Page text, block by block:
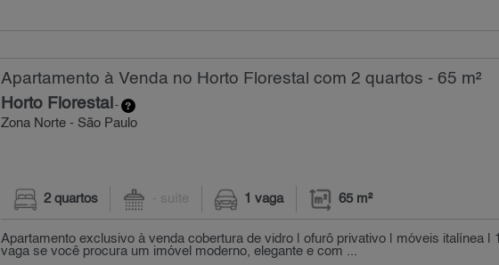
Apartamento à Venda no Horto Florestal com 2 quartos - 65 m²
Horto Florestal -
Zona Norte - São Paulo
2 quartos - suíte 1 vaga 65 m²
Apartamento exclusivo à venda cobertura de vidro | ofurô privativo | móveis italínea | 1
vaga se você procura um imóvel moderno, elegante e com ...